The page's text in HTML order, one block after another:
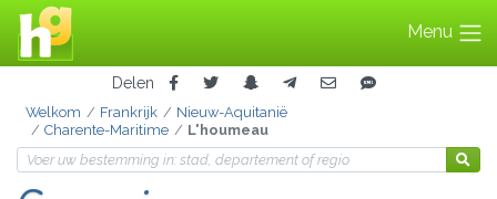
Menu
Delen
Welkom Frankrijk
Nieuw-Aquitanië
Charente-Maritime
L'houmeau